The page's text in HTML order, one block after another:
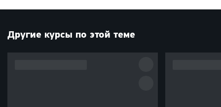
Другие курсы по этой теме